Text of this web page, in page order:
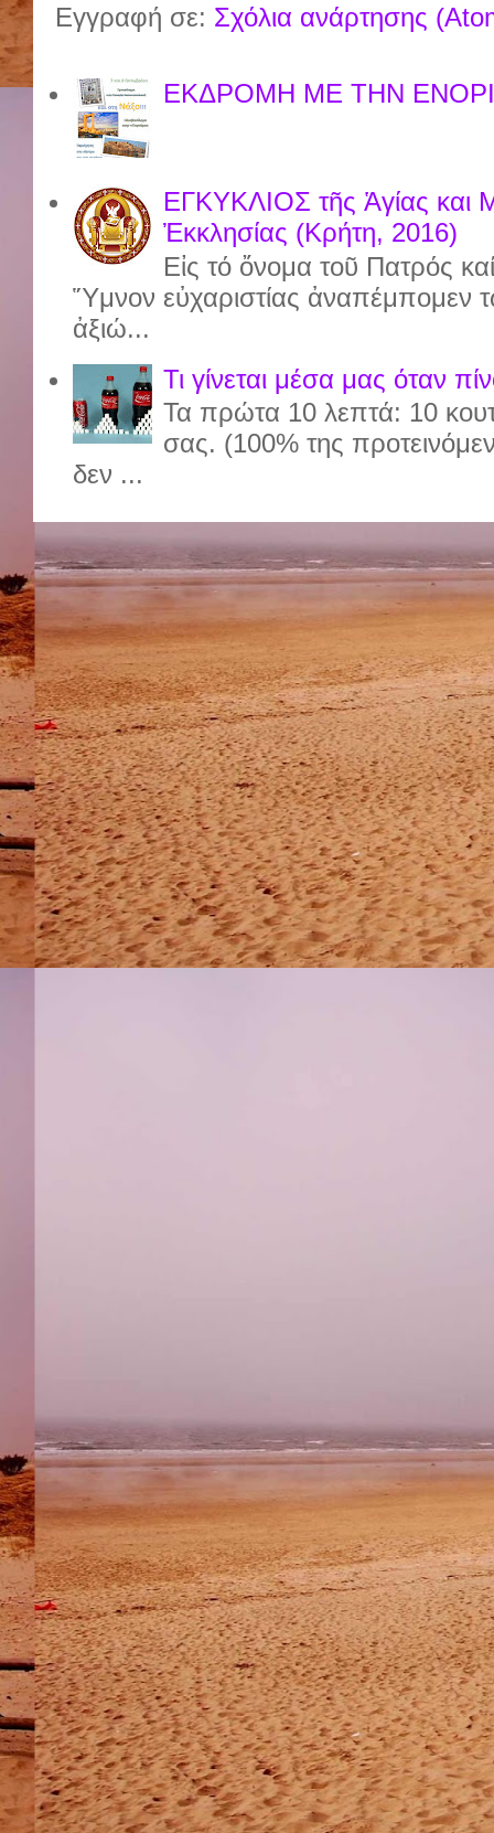
Εγγραφή σε: Σχόλια ανάρτησης
ΕΚΔΡΟΜΗ ΜΕ ΤΗΝ
ΕΓΚΥΚΛΙΟΣ τῆς Ἁγίας και
Ἐκκλησίας (Κρήτη, 2016)
Εἰς τό ὄνομα τοῦ Πατρός
Ὕμνον εὐχαριστίας
ἀξιώ...
Τι γίνεται μέσα μας όταν
Τα πρώτα 10 λεπτά: 10
σας. (100% της
δεν ...